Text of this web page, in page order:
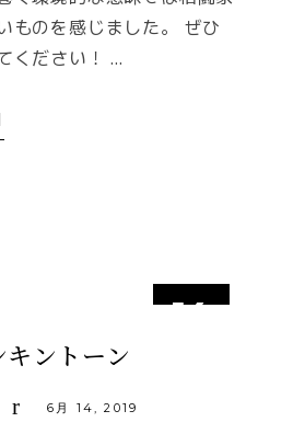
ものを感じました。 ぜひ
ください！
14
ントーン
6月 14, 2019